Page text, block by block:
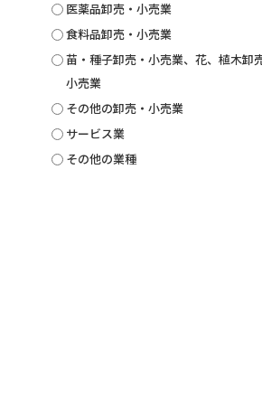
医薬品卸売・小売業
食料品卸売・小売業
苗・種子卸売・小売業、花、植木卸
小売業
その他の卸売・小売業
サービス業
その他の業種